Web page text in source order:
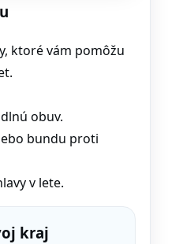
ktoré vám pomôžu
obuv.
bundu proti
v lete.
kraj